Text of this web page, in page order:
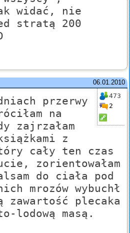
widać, nie
stratą 200
06.01.2010
473
2
przerwy
na
zajrzałam
z
cały ten czas
zorientowałam
do ciała pod
mrozów wybuchł
zawartość plecaka
lodową masą.